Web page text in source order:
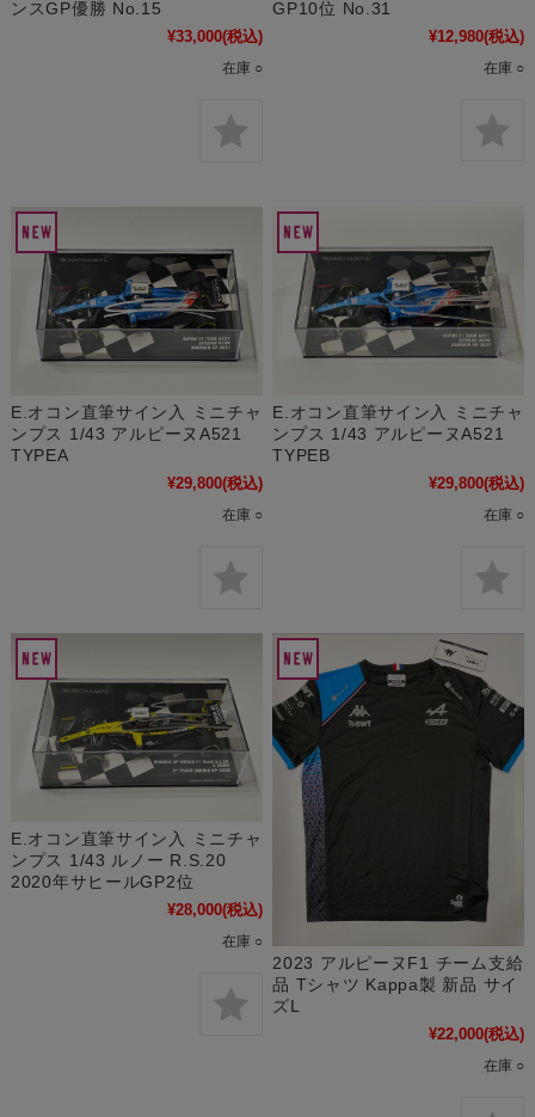
ンスGP優勝 No.15
¥33,000(税込)
在庫 ○
GP10位 No.31
¥12,980(税込)
在庫 ○
E.オコン直筆サイン入 ミニチャ
ンプス 1/43 アルピーヌA521
TYPEA
¥29,800(税込)
在庫 ○
E.オコン直筆サイン入 ミニチャ
ンプス 1/43 アルピーヌA521
TYPEB
¥29,800(税込)
在庫 ○
E.オコン直筆サイン入 ミニチャ
ンプス 1/43 ルノー R.S.20
2020年サヒールGP2位
¥28,000(税込)
在庫 ○
2023 アルピーヌF1 チーム支給
品 Tシャツ Kappa製 新品 サイ
ズL
¥22,000(税込)
在庫 ○